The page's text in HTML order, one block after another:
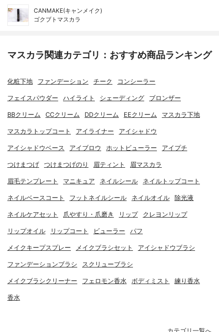
CANMAKE(キャンメイク)
ゴクブトマスカラ
マスカラ関連カテゴリ：おすすめ商品ランキング
化粧下地 ファンデーション チーク コンシーラー
フェイスパウダー ハイライト シェーディング ブロンザー
BBクリーム CCクリーム DDクリーム EEクリーム マスカラ下地
マスカラトップコート アイライナー アイシャドウ
アイシャドウベース アイブロウ ホットビューラー アイプチ
つけまつげ つけまつげのり 眉ティント 眉マスカラ
眉毛テンプレート マニキュア ネイルシール ネイルトップコート
ネイルベースコート フットネイルシール ネイルオイル 除光液
ネイルケアセット 爪やすり・爪磨き リップ クレヨンリップ
リップオイル リップコート ビューラー パフ
メイクキープスプレー メイクブラシセット アイシャドウブラシ
ファンデーションブラシ スクリューブラシ
メイクブラシクリーナー フェロモン香水 ボディミスト 練り香水
香水